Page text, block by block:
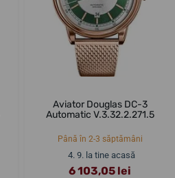
Aviator Douglas DC-3
Automatic V.3.32.2.271.5
Până în 2-3 săptămâni
4. 9. la tine acasă
6 103,05 lei